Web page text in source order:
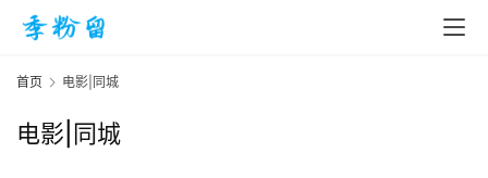
首页 电影|同城
电影|同城